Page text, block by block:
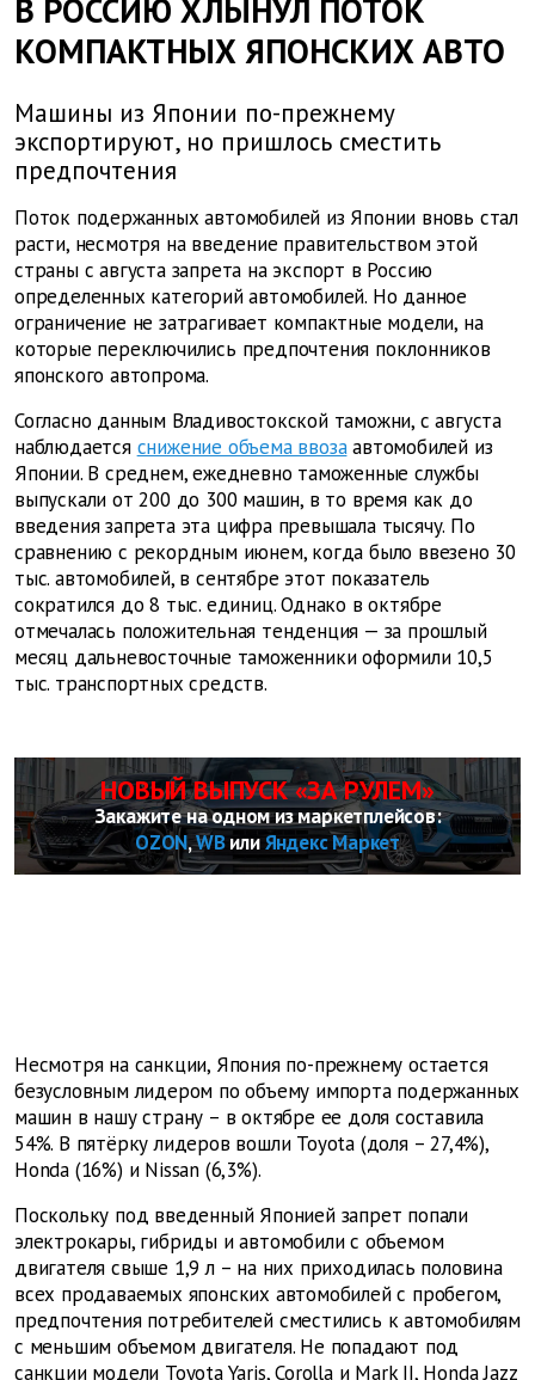
В РОССИЮ ХЛЫНУЛ ПОТОК
КОМПАКТНЫХ ЯПОНСКИХ АВТО
Машины из Японии по-прежнему
экспортируют, но пришлось сместить
предпочтения
Поток подержанных автомобилей из Японии вновь стал
расти, несмотря на введение правительством этой
страны с августа запрета на экспорт в Россию
определенных категорий автомобилей. Но данное
ограничение не затрагивает компактные модели, на
которые переключились предпочтения поклонников
японского автопрома.
Согласно данным Владивостокской таможни, с августа
наблюдается снижение объема ввозаавтомобилей из
Японии. В среднем, ежедневно таможенные службы
выпускали от 200 до 300 машин, в то время как до
введения запрета эта цифра превышала тысячу. По
сравнению с рекордным июнем, когда было ввезено 30
тыс. автомобилей, в сентябре этот показатель
сократился до 8 тыс. единиц. Однако в октябре
отмечалась положительная тенденция — за прошлый
месяц дальневосточные таможенники оформили 10,5
тыс. транспортных средств.
НОВЫЙ ВЫПУСК «ЗА РУЛЕМ»
Закажите на одном из маркетплейсов:
OZON,WBилиЯндекс Маркет
Несмотря на санкции, Япония по-прежнему остается
безусловным лидером по объему импорта подержанных
машин в нашу страну – в октябре ее доля составила
54%. В пятёрку лидеров вошли Toyota (доля – 27,4%),
Honda (16%) и Nissan (6,3%).
Поскольку под введенный Японией запрет попали
электрокары, гибриды и автомобили с объемом
двигателя свыше 1,9 л – на них приходилась половина
всех продаваемых японских автомобилей с пробегом,
предпочтения потребителей сместились к автомобилям
с меньшим объемом двигателя. Не попадают под
санкции модели Toyota Yaris, Corolla и Mark II, Honda Jazz